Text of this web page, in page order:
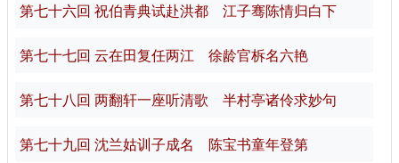
第七十六回 祝伯青典试赴洪都 江子骞陈情归白下
第七十七回 云在田复任两江 徐龄官柝名六艳
第七十八回 两翻轩一座听清歌 半村亭诸伶求妙句
第七十九回 沈兰姑训子成名 陈宝书童年登第